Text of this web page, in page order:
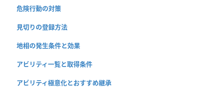
危険行動の対策
見切りの登録方法
地相の発生条件と効果
アビリティ一覧と取得条件
アビリティ極意化とおすすめ継承